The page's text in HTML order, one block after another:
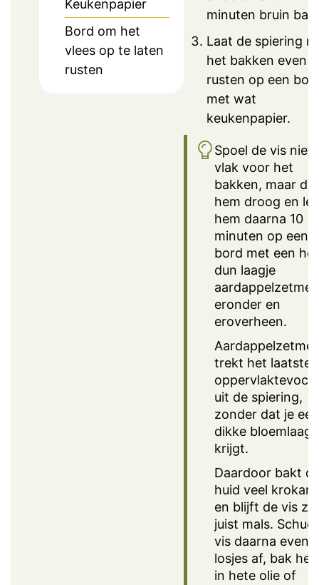
Keukenpapier
Bord om het
vlees op te laten
rusten
minuten bruin
Laat de spiering
het bakken even
rusten op een
met wat
keukenpapier.
Spoel de vis niet
vlak voor het
bakken, maar
hem droog en
hem daarna 10
minuten op een
bord met een
dun laagje
eronder en
eroverheen.
trekt het laatste
uit de spiering,
zonder dat je een
dikke bloemlaag
krijgt.
Daardoor bakt
huid veel
en blijft de vis
juist mals. Schud
vis daarna even
losjes af, bak
in hete olie of